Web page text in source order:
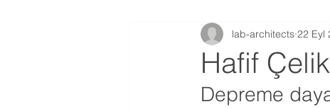
Hafif
lab-architects 22 Eyl
Depreme